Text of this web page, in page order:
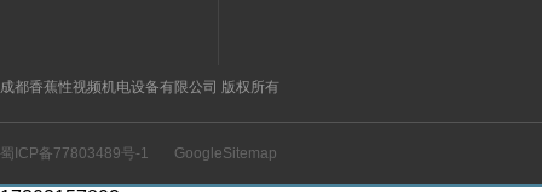
成都香蕉性视频机电设备有限公司 版权所有
蜀ICP备77803489号-1 GoogleSitemap